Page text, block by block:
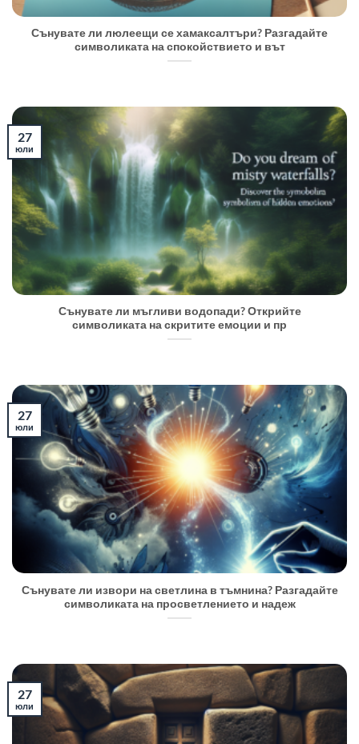
Сънувате ли люлеещи се хамаксалтъри? Разгадайте
символиката на спокойствието и вът
Сънувате ли мъгливи водопади? Открийте
символиката на скритите емоции и пр
27
юли
Сънувате ли извори на светлина в тъмнина? Разгадайте
символиката на просветлението и надеж
27
юли
27
юли